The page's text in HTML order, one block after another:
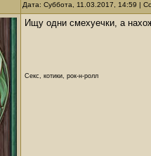
Дата: Суббота, 11.03.2017, 14:59 |
Ищу одни смехуечки, а
Секс, котики, рок-н-ролл